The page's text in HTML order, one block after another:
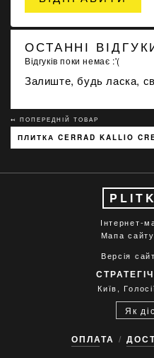
ОСТАННІ
Відгуків поки немає :'(
Залиште, будь ласка,
↢ ПОПЕРЕДНІЙ ТОВАР
ПЛИТКА CERRAD KALLIO
Інтернет-
Мапа сайту
Версія
Київ,
Як
ОПЛАТА